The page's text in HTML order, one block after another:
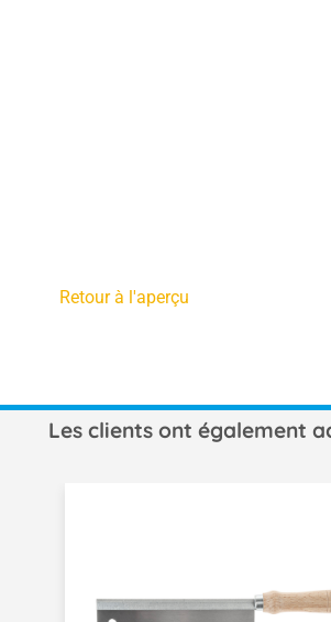
Retour à l'aperçu
Les clients ont également